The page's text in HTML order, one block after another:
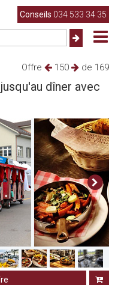
Conseils 034 533 34 35
Offre 150 de 169
dîner avec